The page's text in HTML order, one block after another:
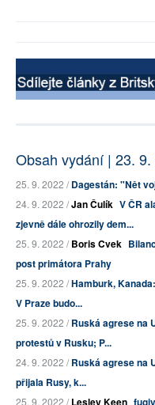
Obsah vydání | 23.
25. 9. 2022 /Dagestán: "Nět
24. 9. 2022 /Jan Čulík V ČR
zjevně dále ohrozily dem...
25. 9. 2022 /Boris Cvek
post primátora Prahy
25. 9. 2022 /Hamburk,
V Praze budo...
25. 9. 2022 /Ruská agrese na
protestů v Rusku; P...
24. 9. 2022 /Ruská agrese na
přijala Rusy, k...
25. 9. 2022 /Lesley Keen